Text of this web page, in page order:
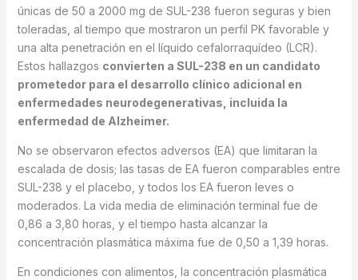
únicas de 50 a 2000 mg de SUL-238 fueron seguras y bien
toleradas, al tiempo que mostraron un perfil PK favorable y
una alta penetración en el líquido cefalorraquídeo (LCR).
Estos hallazgos convierten a SUL-238 en un candidato
prometedor para el desarrollo clínico adicional en
enfermedades neurodegenerativas, incluida la
enfermedad de Alzheimer.
No se observaron efectos adversos (EA) que limitaran la
escalada de dosis; las tasas de EA fueron comparables entre
SUL-238 y el placebo, y todos los EA fueron leves o
moderados. La vida media de eliminación terminal fue de
0,86 a 3,80 horas, y el tiempo hasta alcanzar la
concentración plasmática máxima fue de 0,50 a 1,39 horas.
En condiciones con alimentos, la concentración plasmática